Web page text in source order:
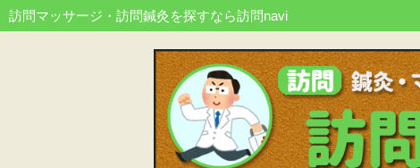
訪問マッサージ・訪問鍼灸を探すなら訪問navi